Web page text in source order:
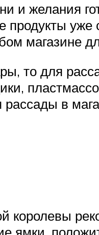
и желания
продукты
магазине
то для
в
королевы